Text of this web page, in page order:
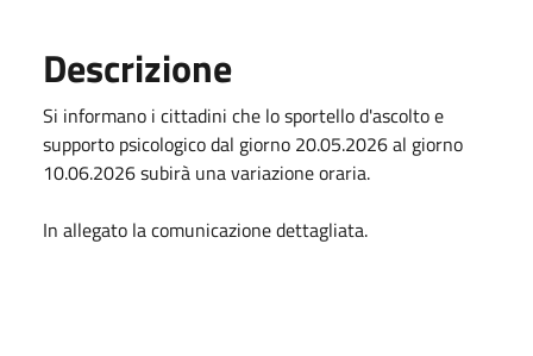
Descrizione
Si informano i cittadini che lo sportello d'ascolto e
supporto psicologico dal giorno 20.05.2026 al giorno
10.06.2026 subirà una variazione oraria.
In allegato la comunicazione dettagliata.